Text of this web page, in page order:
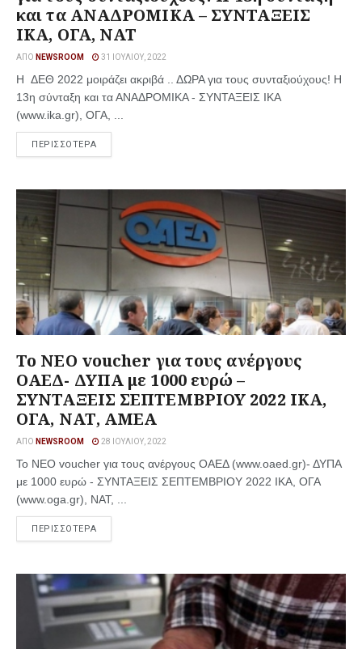
και τα ΑΝΑΔΡΟΜΙΚΑ – ΣΥΝΤΑΞΕΙΣ
ΙΚΑ, ΟΓΑ, ΝΑΤ
ΑΠΌ NEWSROOM 31 ΙΟΥΛΊΟΥ, 2022
Η ΔΕΘ 2022 μοιράζει ακριβά .. ΔΩΡΑ για τους συνταξιούχους! Η
13η σύνταξη και τα ΑΝΑΔΡΟΜΙΚΑ - ΣΥΝΤΑΞΕΙΣ ΙΚΑ
(www.ika.gr), ΟΓΑ, ...
ΠΕΡΙΣΣΟΤΕΡΑ
Το ΝΕΟ voucher για τους ανέργους
ΟΑΕΔ- ΔΥΠΑ με 1000 ευρώ –
ΣΥΝΤΑΞΕΙΣ ΣΕΠΤΕΜΒΡΙΟΥ 2022 ΙΚΑ,
ΟΓΑ, ΝΑΤ, ΑΜΕΑ
ΑΠΌ NEWSROOM 28 ΙΟΥΛΊΟΥ, 2022
Το ΝΕΟ voucher για τους ανέργους ΟΑΕΔ (www.oaed.gr)- ΔΥΠΑ
με 1000 ευρώ - ΣΥΝΤΑΞΕΙΣ ΣΕΠΤΕΜΒΡΙΟΥ 2022 ΙΚΑ, ΟΓΑ
(www.oga.gr), ΝΑΤ, ...
ΠΕΡΙΣΣΟΤΕΡΑ